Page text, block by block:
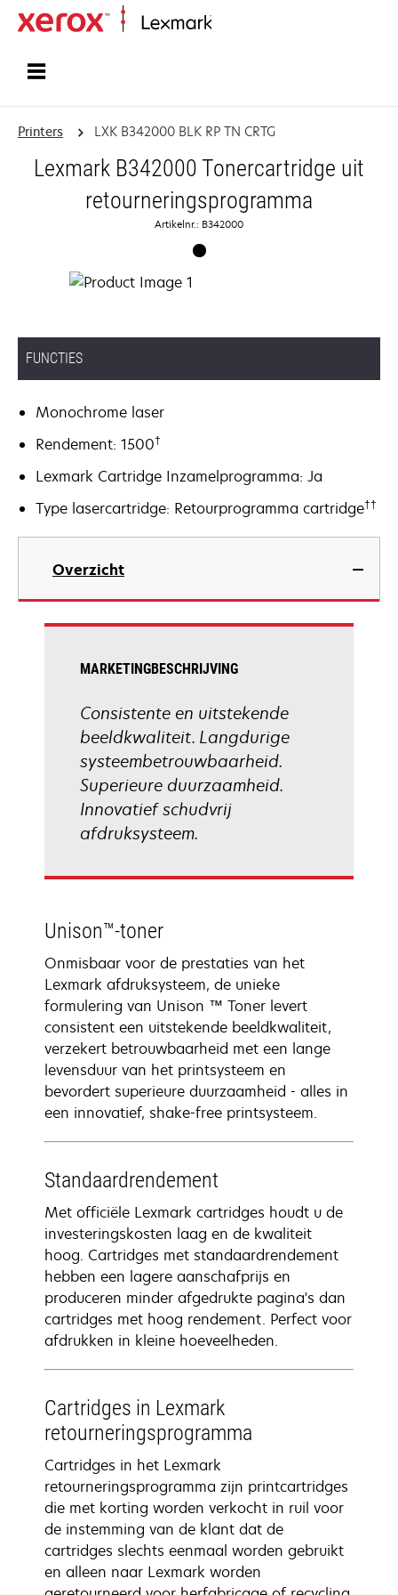
Printers LXK B342000 BLK RP TN CRTG
Lexmark B342000 Tonercartridge uit
retourneringsprogramma
Artikelnr.: B342000
FUNCTIES
Monochrome laser
Rendement: 1500†
Lexmark Cartridge Inzamelprogramma: Ja
Type lasercartridge: Retourprogramma cartridge††
Overzicht
MARKETINGBESCHRIJVING
Consistente en uitstekende
beeldkwaliteit. Langdurige
systeembetrouwbaarheid.
Superieure duurzaamheid.
Innovatief schudvrij
afdruksysteem.
Unison™-toner
Onmisbaar voor de prestaties van het
Lexmark afdruksysteem, de unieke
formulering van Unison ™ Toner levert
consistent een uitstekende beeldkwaliteit,
verzekert betrouwbaarheid met een lange
levensduur van het printsysteem en
bevordert superieure duurzaamheid - alles in
een innovatief, shake-free printsysteem.
Standaardrendement
Met officiële Lexmark cartridges houdt u de
investeringskosten laag en de kwaliteit
hoog. Cartridges met standaardrendement
hebben een lagere aanschafprijs en
produceren minder afgedrukte pagina's dan
cartridges met hoog rendement. Perfect voor
afdrukken in kleine hoeveelheden.
Cartridges in Lexmark
retourneringsprogramma
Cartridges in het Lexmark
retourneringsprogramma zijn printcartridges
die met korting worden verkocht in ruil voor
de instemming van de klant dat de
cartridges slechts eenmaal worden gebruikt
en alleen naar Lexmark worden